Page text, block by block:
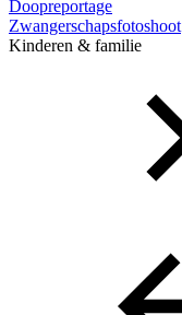
Doopreportage
Zwangerschapsfotoshoot
Kinderen & familie